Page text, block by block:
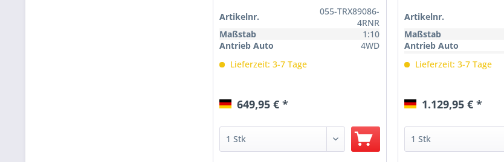
Artikelnr.
055-TRX89086-
4RNR
Maßstab
1:10
Antrieb Auto
4WD
Lieferzeit: 3-7 Tage
649,95 € *
Artikelnr.
Maßstab
Antrieb Auto
Lieferzeit: 3-7 Tage
1.129,95 € *